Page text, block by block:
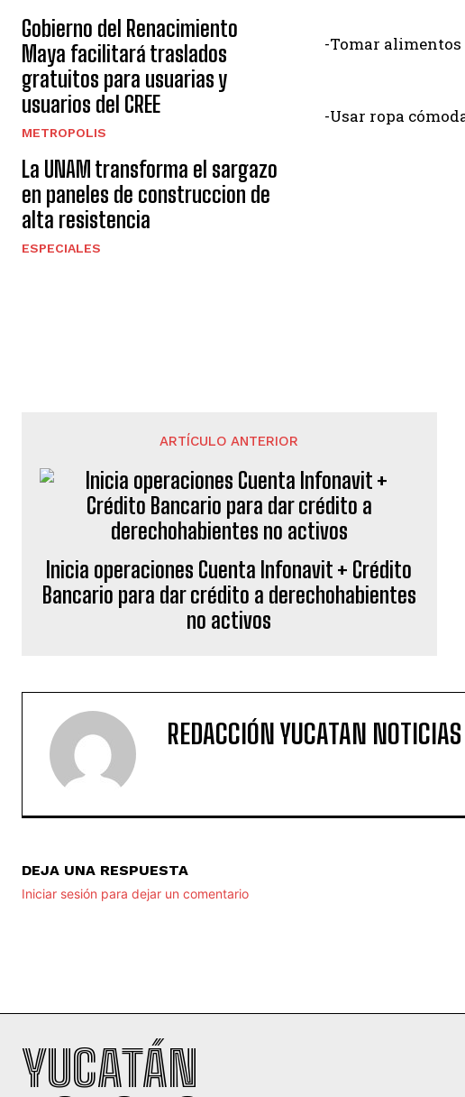
Gobierno del Renacimiento
Maya facilitará traslados
gratuitos para usuarias y
usuarios del CREE
METROPOLIS
La UNAM transforma el sargazo
en paneles de construccion de
alta resistencia
ESPECIALES
-Tomar alimentos
-Usar ropa
ARTÍCULO ANTERIOR
Inicia operaciones Cuenta Infonavit + Crédito
Bancario para dar crédito a derechohabientes
no activos
REDACCIÓN YUCATAN NOTICIAS
DEJA UNA RESPUESTA
Iniciar sesión para dejar un comentario
YUCATÁN